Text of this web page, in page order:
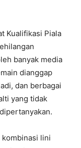
Kualifikasi Piala
banyak media
dianggap
dan berbagai
yang tidak
kombinasi lini